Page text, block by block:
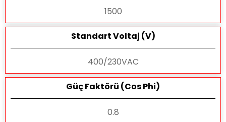
1500
Standart Voltaj (V)
400/230VAC
Güç Faktörü (Cos Phi)
0.8